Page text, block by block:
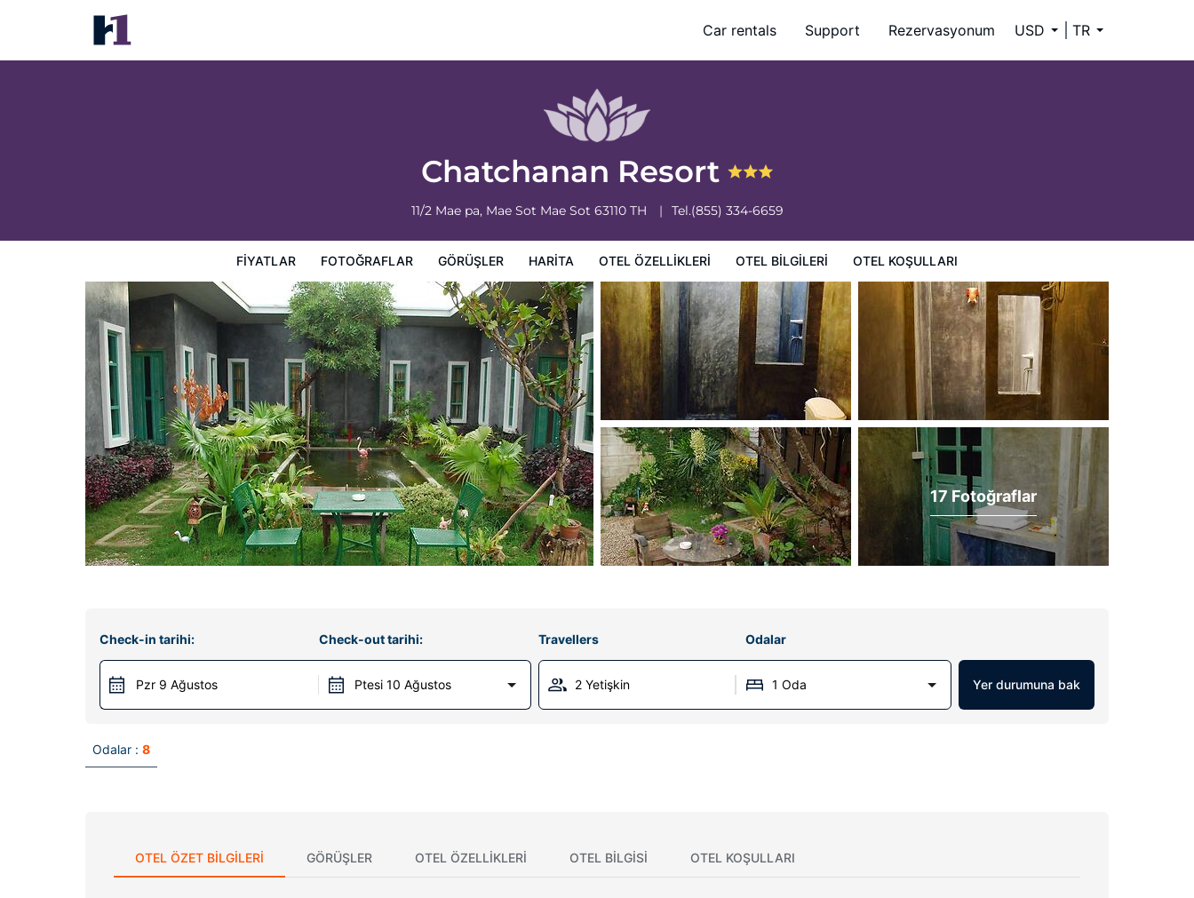
Car rentals Support Rezervasyonum USD TR
Chatchanan Resort
11/2 Mae pa, Mae Sot Mae Sot 63110 TH Tel.(855) 334-6659
FIYATLAR FOTOĞRAFLAR GÖRÜŞLER HARITA OTEL ÖZELLIKLERI OTEL BILGILERI OTEL KOŞULLARI
Chatchanan Resort
Fiyatlar
17 Fotoğraflar
Check-in tarihi:
Pzr 9 Ağustos
Check-out tarihi:
Ptesi 10 Ağustos
Travellers Odalar
2 Yetişkin 1 Oda Yer durumuna bak
Odalar : 8
OTEL ÖZET BILGILERI GÖRÜŞLER OTEL ÖZELLIKLERI OTEL BILGISI OTEL KOŞULLARI